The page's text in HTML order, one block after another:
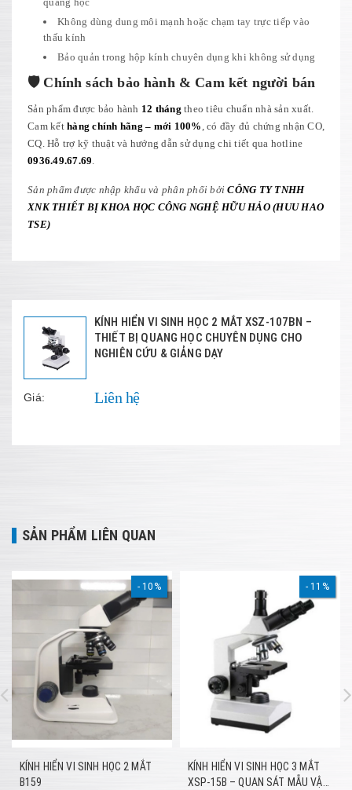
Không dùng dung môi mạnh hoặc chạm tay trực tiếp vào
thấu kính
Bảo quản trong hộp kính chuyên dụng khi không sử dụng
🛡️ Chính sách bảo hành & Cam kết người bán
Sản phẩm được bảo hành 12 tháng theo tiêu chuẩn nhà sản xuất.
Cam kết hàng chính hãng – mới 100%, có đầy đủ chứng nhận CO,
CQ. Hỗ trợ kỹ thuật và hướng dẫn sử dụng chi tiết qua hotline
0936.49.67.69.
Sản phẩm được nhập khẩu và phân phối bởiCÔNG TY TNHH
XNK THIẾT BỊ KHOA HỌC CÔNG NGHỆ HỮU HẢO (HUU HAO
TSE)
KÍNH HIỂN VI SINH HỌC 2 MẮT XSZ-107BN –
THIẾT BỊ QUANG HỌC CHUYÊN DỤNG CHO
NGHIÊN CỨU & GIẢNG DẠY
Giá: Liên hệ
SẢN PHẨM LIÊN QUAN
10%
KÍNH HIỂN VI SINH HỌC 2 MẮT
B159
11%
KÍNH HIỂN VI SINH HỌC 3 MẮT
XSP-15B – QUAN SÁT MẪU VẬT